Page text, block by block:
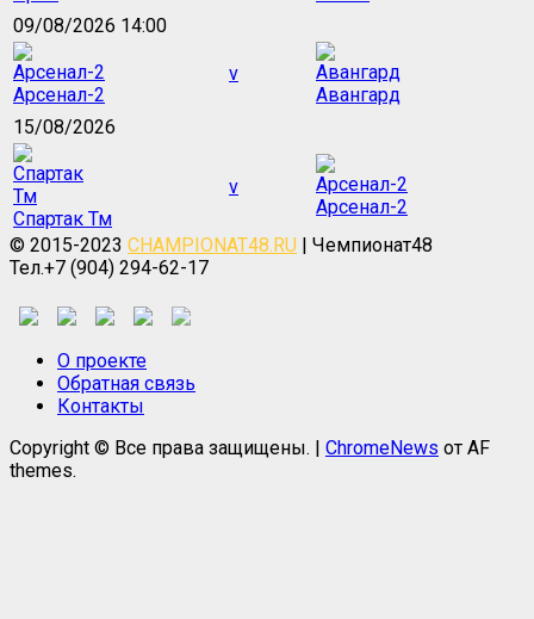
09/08/2026 14:00
Арсенал-2
v
Авангард
15/08/2026
Спартак Тм
v
Арсенал-2
© 2015-2023 CHAMPIONAT48.RU | Чемпионат48
Тел.+7 (904) 294-62-17
О проекте
Обратная связь
Контакты
Copyright © Все права защищены. | ChromeNews от AF
themes.